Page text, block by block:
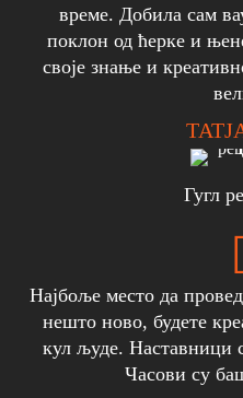
време. Добила сам
поклон од ћерке и
своје знање и
Гугл
Најбоље место да
нешто ново, будете
кул људе. Наставници
Часови су